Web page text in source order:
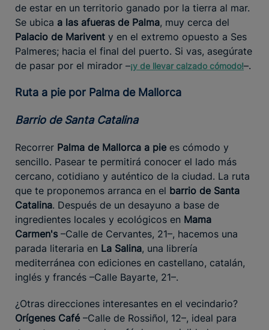
de estar en un territorio ganado por la tierra al mar.
Se ubica a las afueras de Palma, muy cerca del
Palacio de Marivent y en el extremo opuesto a Ses
Palmeres; hacia el final del puerto. Si vas, asegúrate
de pasar por el mirador –¡y de llevarcalzado cómodo!–.
Ruta a pie por Palma de Mallorca
Barrio de Santa Catalina
Recorrer Palma de Mallorca a pie es cómodo y
sencillo. Pasear te permitirá conocer el lado más
cercano, cotidiano y auténtico de la ciudad. La ruta
que te proponemos arranca en el barrio de Santa
Catalina. Después de un desayuno a base de
ingredientes locales y ecológicos en Mama
Carmen's –Calle de Cervantes, 21–, hacemos una
parada literaria en La Salina, una librería
mediterránea con ediciones en castellano, catalán,
inglés y francés –Calle Bayarte, 21–.
¿Otras direcciones interesantes en el vecindario?
Orígenes Café –Calle de Rossiñol, 12–, ideal para